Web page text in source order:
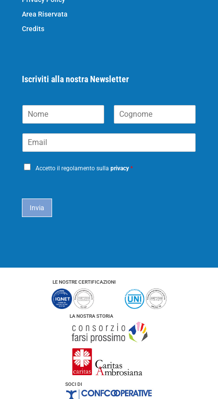
Area Riservata
Credits
Iscriviti alla nostra Newsletter
o
e
o
n
m
m
P
Accetto il regolamento sulla privacy *
Invia
LE NOSTRE CERTIFICAZIONI
LA NOSTRA STORIA
SOCI DI